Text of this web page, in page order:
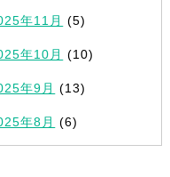
年11月 (5)
年10月 (10)
年9月 (13)
年8月 (6)